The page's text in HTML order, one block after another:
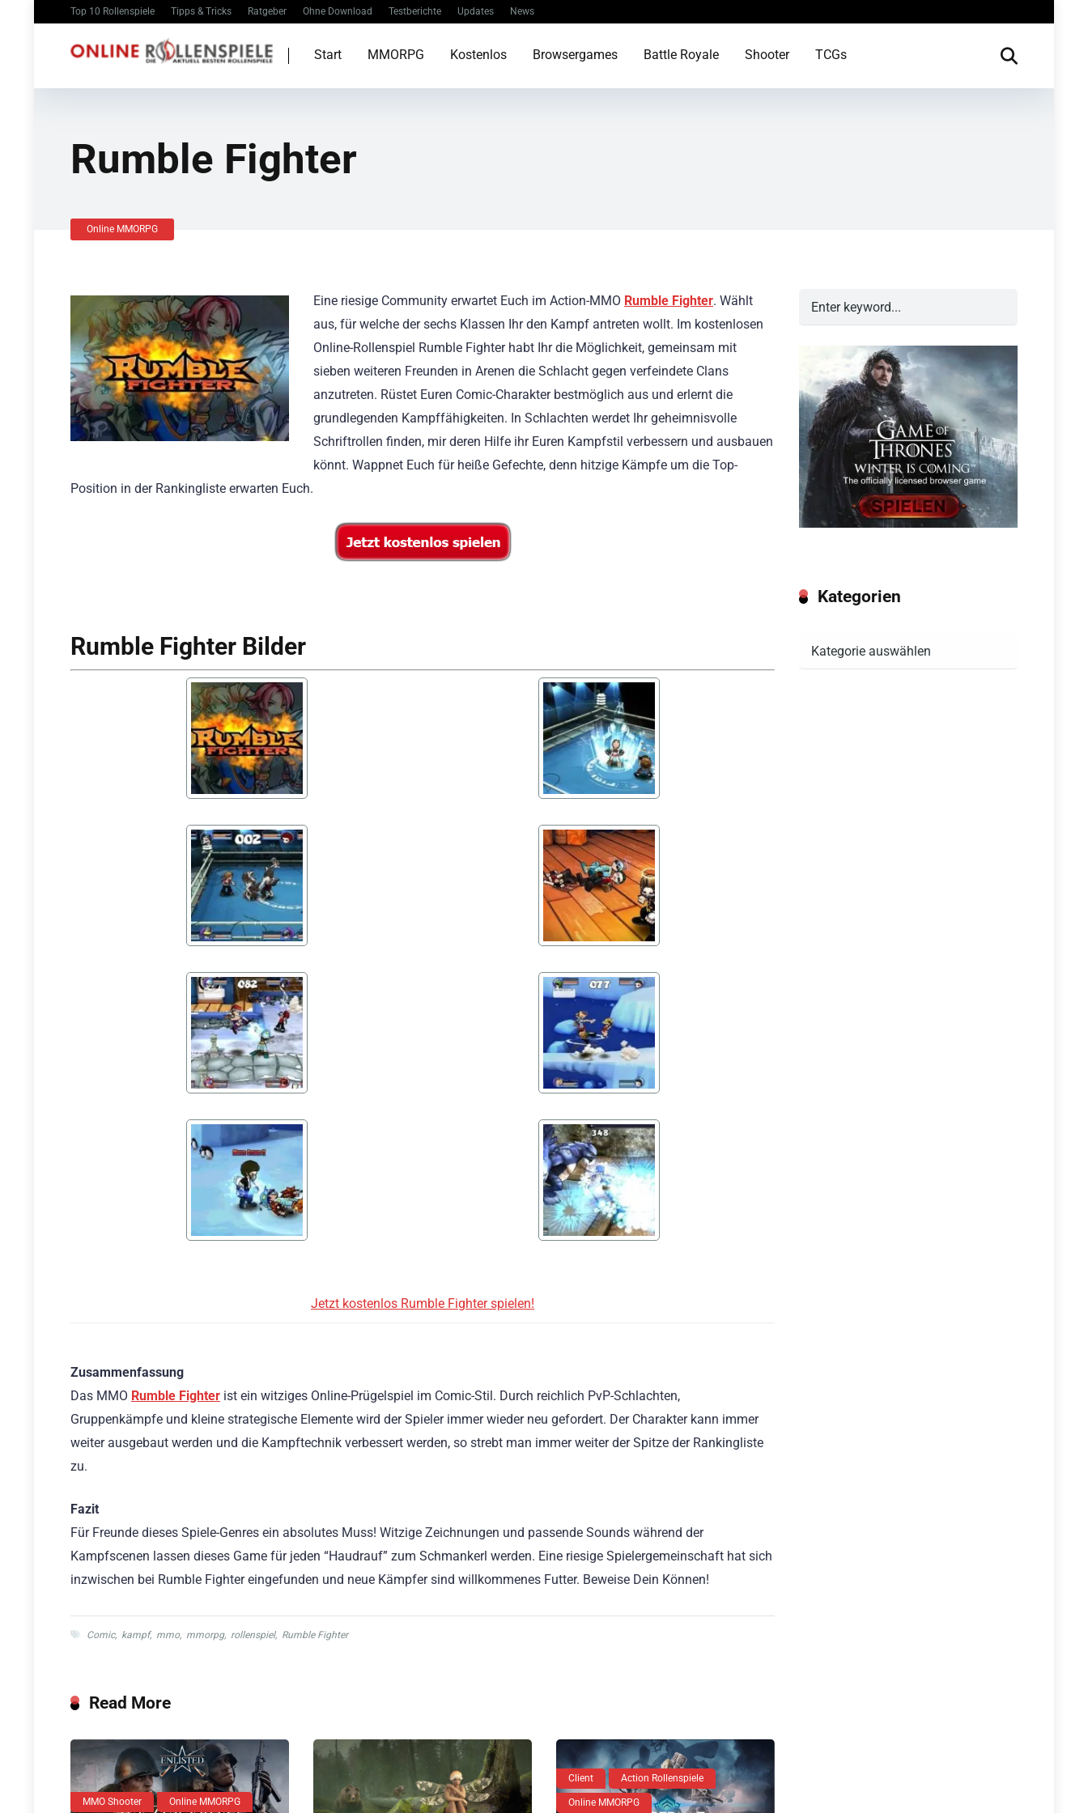
Top 10 Rollenspiele Tipps & Tricks Ratgeber Ohne Download Testberichte Updates News
Start MMORPG Kostenlos Browsergames Battle Royale Shooter TCGs
Rumble Fighter
Online MMORPG
Eine riesige Community erwartet Euch im Action-MMO Rumble Fighter. Wählt
aus, für welche der sechs Klassen Ihr den Kampf antreten wollt. Im kostenlosen
Online-Rollenspiel Rumble Fighter habt Ihr die Möglichkeit, gemeinsam mit
sieben weiteren Freunden in Arenen die Schlacht gegen verfeindete Clans
anzutreten. Rüstet Euren Comic-Charakter bestmöglich aus und erlernt die
grundlegenden Kampffähigkeiten. In Schlachten werdet Ihr geheimnisvolle
Schriftrollen finden, mir deren Hilfe ihr Euren Kampfstil verbessern und ausbauen
könnt. Wappnet Euch für heiße Gefechte, denn hitzige Kämpfe um die Top-
Position in der Rankingliste erwarten Euch.
Rumble Fighter Bilder
Jetzt kostenlos Rumble Fighter spielen!
Zusammenfassung
Das MMO Rumble Fighter ist ein witziges Online-Prügelspiel im Comic-Stil. Durch reichlich PvP-Schlachten,
Gruppenkämpfe und kleine strategische Elemente wird der Spieler immer wieder neu gefordert. Der Charakter kann immer
weiter ausgebaut werden und die Kampftechnik verbessert werden, so strebt man immer weiter der Spitze der Rankingliste
zu.
Fazit
Für Freunde dieses Spiele-Genres ein absolutes Muss! Witzige Zeichnungen und passende Sounds während der
Kampfscenen lassen dieses Game für jeden “Haudrauf” zum Schmankerl werden. Eine riesige Spielergemeinschaft hat sich
inzwischen bei Rumble Fighter eingefunden und neue Kämpfer sind willkommenes Futter. Beweise Dein Können!
Comic, kampf, mmo, mmorpg, rollenspiel, Rumble Fighter
Read More
MMO Shooter Online MMORPG
Client Action Rollenspiele
Online MMORPG
Kategorien